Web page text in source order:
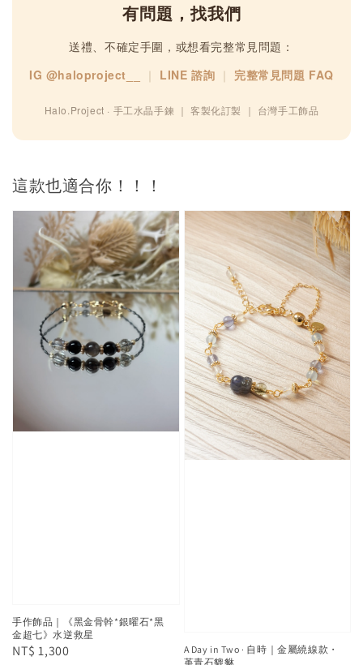
有問題，找我們
送禮、不確定手圍，或想看完整常見問題：
IG @haloproject__
｜ LINE 諮詢 ｜ 完整常見問題 FAQ
Halo.Project · 手工水晶手鍊 ｜ 客製化訂製 ｜ 台灣手工飾品
這款也適合你！！！
手作飾品｜《黑金骨幹*銀曜石*黑
金超七》水逆救星
Regular
NT$ 1,300
A Day in Two · 自時｜金屬繞線款・
堇青石貔貅